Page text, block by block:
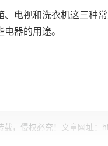
电视和洗衣机这三种
器的用途。
，侵权必究！文章网址：